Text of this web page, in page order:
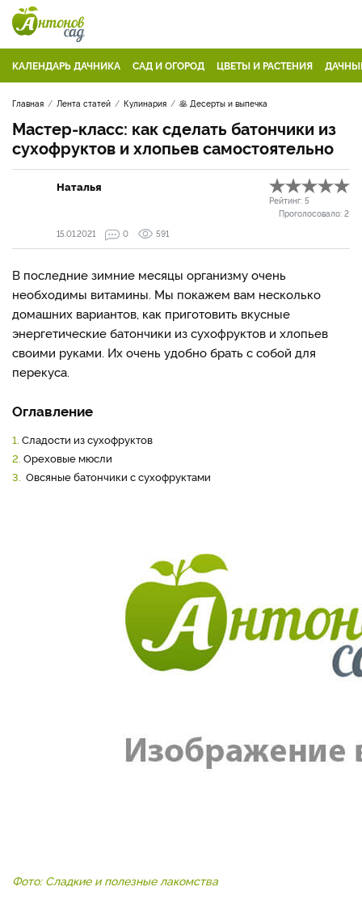
КАЛЕНДАРЬ ДАЧНИКА САД И ОГОРОД ЦВЕТЫ И РАСТЕНИЯ
Главная Лента статей Кулинария 🥞 Десерты и выпечка
Мастер-класс: как сделать батончики из
сухофруктов и хлопьев самостоятельно
Наталья
Рейтинг: 5
Проголосовало: 2
15.01.2021
0 591
В последние зимние месяцы организму очень
необходимы витамины. Мы покажем вам несколько
домашних вариантов, как приготовить вкусные
энергетические батончики из сухофруктов и хлопьев
своими руками. Их очень удобно брать с собой для
перекуса.
Оглавление
1. Сладости из сухофруктов
2. Ореховые мюсли
3. Овсяные батончики с сухофруктами
Фото: Сладкие и полезные лакомства